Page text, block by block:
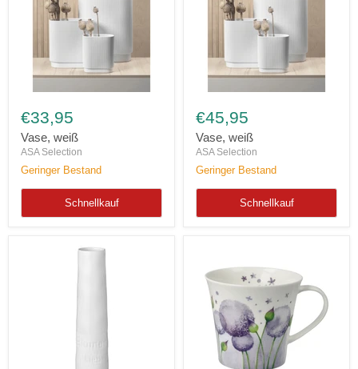
weiß
€33,95
Vase, weiß
ASA Selection
Geringer Bestand
Schnellkauf
weiß
€45,95
Vase, weiß
ASA Selection
Geringer Bestand
Schnellkauf